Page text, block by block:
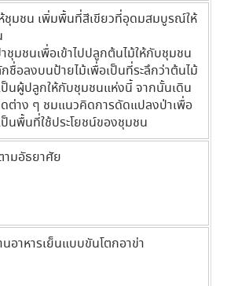
ชุมชน เพิ่มพื้นที่สีเขียวที่อุดมสมบูรณ์ให้
าชุมชนเพื่อเข้าไปปลูกต้นไม้ให้กับชุมชน
ชื่อลงบนป้ายไม้เพื่อเป็นที่ระลึกว่าต้นไม้
ป็นผู้ปลูกให้กับชุมชนแห่งนี้ จากนั้นเดิน
ต่าง ๆ ชมแนวคิดการดัดแปลงป่าเพื่อ
ป็นพื้นที่ใช้ประโยชน์ของชุมชน
มอัธยาศัย
นอาหารเย็นแบบขันโตกอาข่า